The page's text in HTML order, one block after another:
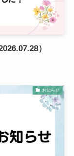
）
お知らせ